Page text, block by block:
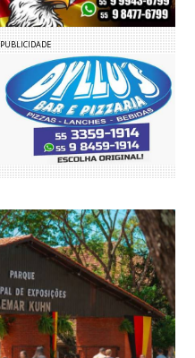
PUBLICIDADE